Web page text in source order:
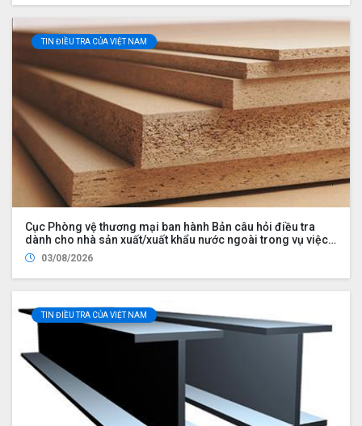
TIN ĐIỀU TRA CỦA VIỆT NAM
Cục Phòng vệ thương mại ban hành Bản câu hỏi điều tra
dành cho nhà sản xuất/xuất khẩu nước ngoài trong vụ việc
rà soát nhà xuất khẩu mới trong vụ việc áp dụng biện pháp
chống bán phá giá đối với một số sản phẩm ván sợi gỗ (mã
số vụ việc NR01.AD21)
03/08/2026
TIN ĐIỀU TRA CỦA VIỆT NAM